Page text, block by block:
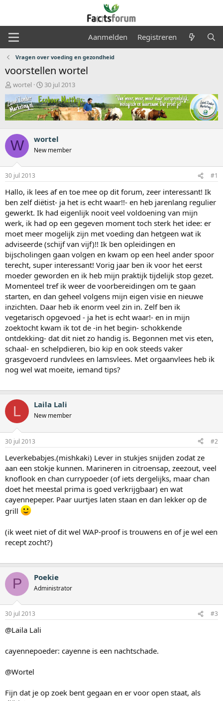
Aanmelden Registreren
Vragen over voeding en gezondheid
voorstellen wortel
O
n
d
e
r
e
r
p
s
t
a
r
t
e
r
wortel
S
t
a
r
t
a
t
m
30 jul 2013
W wortel
New member
30 jul 2013 #1
Hallo, ik lees af en toe mee op dit forum, zeer interessant! Ik
ben zelf diëtist- ja het is echt waar!!- en heb jarenlang regulier
gewerkt. Ik had eigenlijk nooit veel voldoening van mijn
werk, ik had op een gegeven moment toch sterk het idee: er
moet meer mogelijk zijn met voeding dan hetgeen wat ik
adviseerde (schijf van vijf)!! Ik ben opleidingen en
bijscholingen gaan volgen en kwam op een heel ander spoor
terecht, super interessant! Vorig jaar ben ik voor het eerst
moeder geworden en ik heb mijn praktijk tijdelijk stop gezet.
Momenteel tref ik weer de voorbereidingen om te gaan
starten, en dan geheel volgens mijn eigen visie en nieuwe
inzichten. Daar heb ik enorm veel zin in. Zelf ben ik
vegetarisch opgevoed - ja het is echt waar!- en in mijn
zoektocht kwam ik tot de -in het begin- schokkende
ontdekking- dat dit niet zo handig is. Begonnen met vis eten,
schaal- en schelpdieren, bio kip en ook steeds vaker
grasgevoerd rundvlees en lamsvlees. Met orgaanvlees heb ik
nog wel wat moeite, iemand tips?
L Laila Lali
New member
30 jul 2013 #2
Leverkebabjes.(mishkaki) Lever in stukjes snijden zodat ze
aan een stokje kunnen. Marineren in citroensap, zeezout, veel
knoflook en chan currypoeder (of iets dergelijks, maar chan
doet het meestal prima is goed verkrijgbaar) en wat
cayennepeper. Paar uurtjes laten staan en dan lekker op de
grill
(ik weet niet of dit wel WAP-proof is trouwens en of je wel een
recept zocht?)
P Poekie
Administrator
30 jul 2013 #3
@Laila Lali
cayennepoeder: cayenne is een nachtschade.
@Wortel
Fijn dat je op zoek bent gegaan en er voor open staat, als